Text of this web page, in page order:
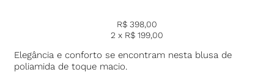
R$ 398,00
2 x R$ 199,00
Elegância e conforto se encontram nesta blusa de
poliamida de toque macio.